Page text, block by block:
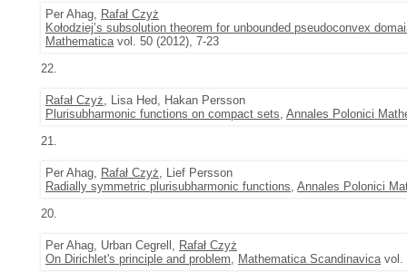
Per Ahag, Rafał Czyż
Kołodziej’s subsolution theorem for unbounded pseudoconvex
Mathematicavol. 50 (2012), 7-23
22.
Rafał Czyż, Lisa Hed, Hakan Persson
Plurisubharmonic functions on compact sets, Annales Polonici
21.
Per Ahag, Rafał Czyż, Lief Persson
Radially symmetric plurisubharmonic functions, Annales Polonici
20.
Per Ahag, Urban Cegrell, Rafał Czyż
On Dirichlet's principle and problem, Mathematica Scandinavicavol.